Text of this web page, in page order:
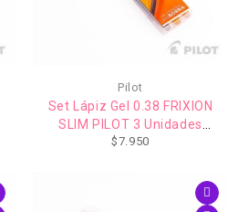
Pilot
Set Lápiz Gel 0.38 FRIXION
SLIM PILOT 3 Unidades
(Borrable)
$7.950